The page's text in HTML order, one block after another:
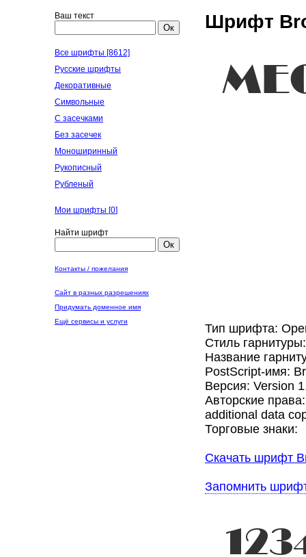
Ваш текст
Ок
Все шрифты [8612]
Русские шрифты
Декоративные
Символьные
С засечками
Без засечек
Моноширинный
Рукописный
Рубленый
Мои шрифты [0]
Найти шрифт
Ок
Контакты / пожелания
Сайт в разных разрешениях
Придумать доменное имя
Ещё сервисы и услуги
Шрифт
Тип шрифта:
Стиль
Название
PostScript-имя:
Версия: Version
Авторские
additional data
Торговые знаки:
Скачать шрифт
Запомнить